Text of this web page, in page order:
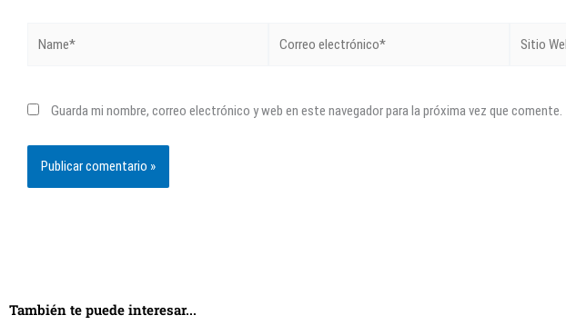
electrónico*
Web
Guarda mi nombre, correo electrónico y web en este navegador para la próxima vez que comente.
También te puede interesar...